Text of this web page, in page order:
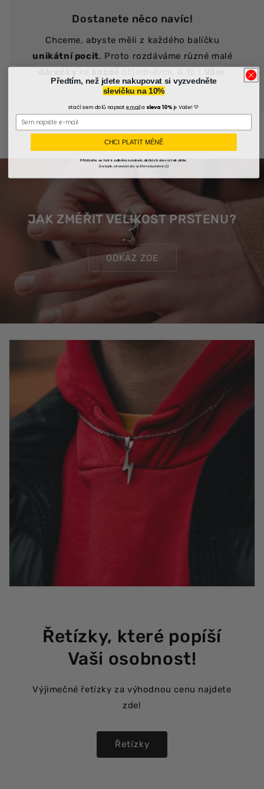
Dostanete něco navíc!
Chceme, abyste měli z každého balíčku
unikátní pocit. Proto rozdáváme různé malé
1/z3
JAK ZMĚŘIT VELIKOST PRSTENU?
ODKAZ ZDE
Řetízky, které popíší
Vaši osobnost!
Výjimečné řetízky za výhodnou cenu najdete
zde!
Řetízky
Předtím, než jdete nakupovat si vyzvedněte
slevičku na 10%
stačí sem dolů napsatemaila sleva 10%je Vaše! 💛
CHCI PLATIT MÉNĚ
Přihlásíte se tak k odběru novinek, akčních slev a tak dále.
(nebojte, otravovat vás určitě nebudeme😊)